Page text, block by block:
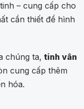
– cung cấp cho
cần thiết để hình
chúng ta, tinh vân
cung cấp thêm
hóa.